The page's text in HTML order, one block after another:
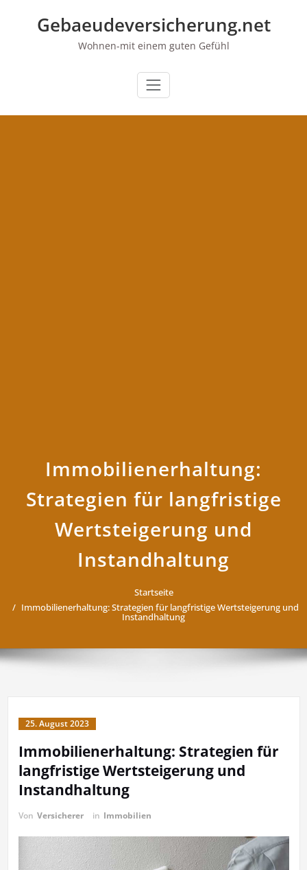
Gebaeudeversicherung.net
Wohnen-mit einem guten Gefühl
Immobilienerhaltung:
Strategien für langfristige
Wertsteigerung und
Instandhaltung
Startseite
Immobilienerhaltung: Strategien für langfristige Wertsteigerung und
Instandhaltung
25. August 2023
Immobilienerhaltung: Strategien für
langfristige Wertsteigerung und
Instandhaltung
Von Versicherer in Immobilien